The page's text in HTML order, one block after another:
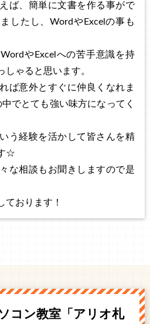
ば、簡単に文書を作る事がで
したし、WordやExcelの事も
やExcelへの苦手意識を持
しゃると思います。
ば意外とすぐに仲良くなれま
でとても強い味方になってく
う経験を活かして皆さんを精
☆
な相談もお聞きしますので是
ております！
コン教室「アリオ札